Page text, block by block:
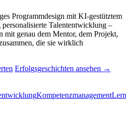
Programmdesign mit KI-gestütztem
Talententwicklung –
mit genau dem Mentor, dem Projekt,
die sie wirklich
Erfolgsgeschichten ansehen →
Kompetenzmanagement